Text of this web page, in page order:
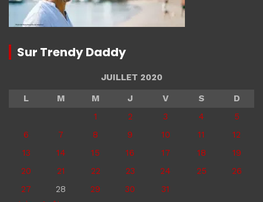
Sur Trendy Daddy
JUILLET 2020
L
M M J V S
D
1
2 3 4
5
6
7 8 9 10 11
12
13
14 15 16 17 18
19
20
21 22 23 24 25
26
27
28 29 30
31